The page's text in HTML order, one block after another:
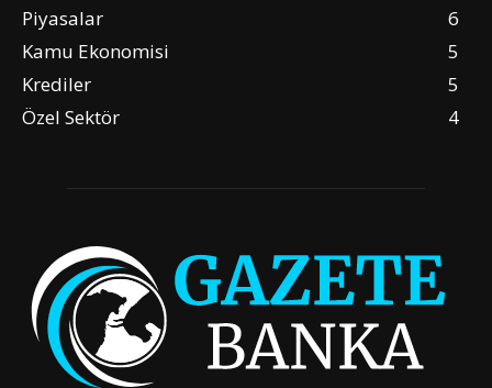
Piyasalar
6
Kamu Ekonomisi
5
Krediler
5
Özel Sektör
4